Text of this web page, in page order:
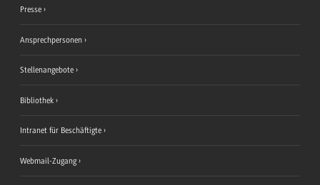
Presse
Ansprechpersonen
Stellenangebote
Bibliothek
Intranet für Beschäftigte
Webmail-Zugang